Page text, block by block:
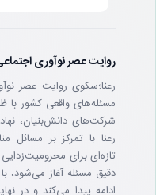
روایت عصر نوآوری
رعنا؛سکوی روایت عصر
مسئله‌های واقعی کشور با
شرکت‌های دانش‌بنیان،
رعنا با تمرکز بر مسائل
تازه‌ای برای
دقیق مسئله آغاز می‌شود،
ادامه پیدا می‌کند و در